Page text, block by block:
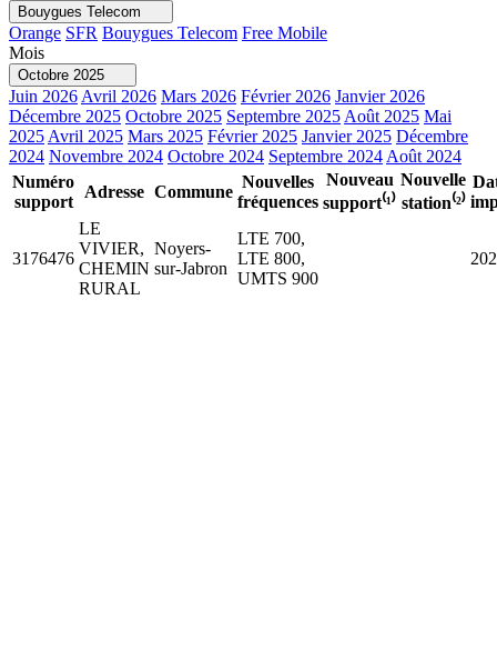
Bouygues Telecom
Orange SFR Bouygues Telecom Free Mobile
Mois
Octobre 2025
Juin 2026 Avril 2026 Mars 2026 Février 2026 Janvier 2026
Décembre 2025 Octobre 2025 Septembre 2025 Août 2025 Mai
2025 Avril 2025 Mars 2025 Février 2025 Janvier 2025 Décembre
2024 Novembre 2024 Octobre 2024 Septembre 2024 Août 2024
Numéro
support
Adresse Commune
Nouvelles
fréquences
Nouveau
support⁽¹⁾
Nouvelle
station⁽²⁾
3176476
LE
VIVIER,
CHEMIN
RURAL
Noyers-
sur-Jabron
LTE 700,
LTE 800,
UMTS 900